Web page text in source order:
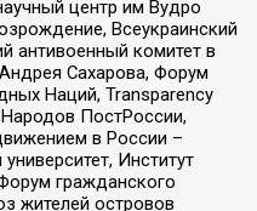
центр им Вудро
Всеукраинский
антивоенный комитет в
Сахарова, Форум
Наций, Transparеncy
ПостРоссии,
в России –
Институт
гражданского
жителей островов